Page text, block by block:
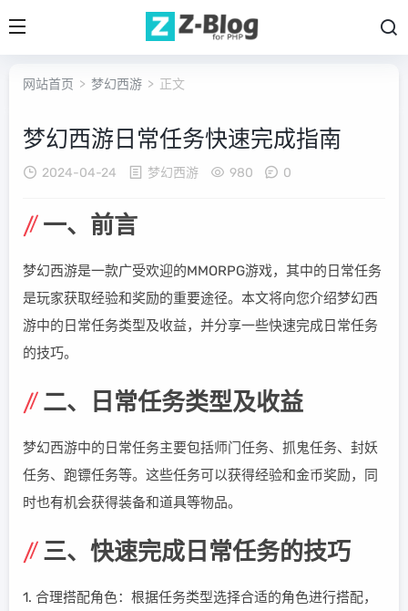
网站首页 > 梦幻西游 > 正文
梦幻西游日常任务快速完成指南
2024-04-24 梦幻西游 980 0
一、前言
梦幻西游是一款广受欢迎的MMORPG游戏，其中的日常任务
是玩家获取经验和奖励的重要途径。本文将向您介绍梦幻西
游中的日常任务类型及收益，并分享一些快速完成日常任务
的技巧。
二、日常任务类型及收益
梦幻西游中的日常任务主要包括师门任务、抓鬼任务、封妖
任务、跑镖任务等。这些任务可以获得经验和金币奖励，同
时也有机会获得装备和道具等物品。
三、快速完成日常任务的技巧
1. 合理搭配角色：根据任务类型选择合适的角色进行搭配，